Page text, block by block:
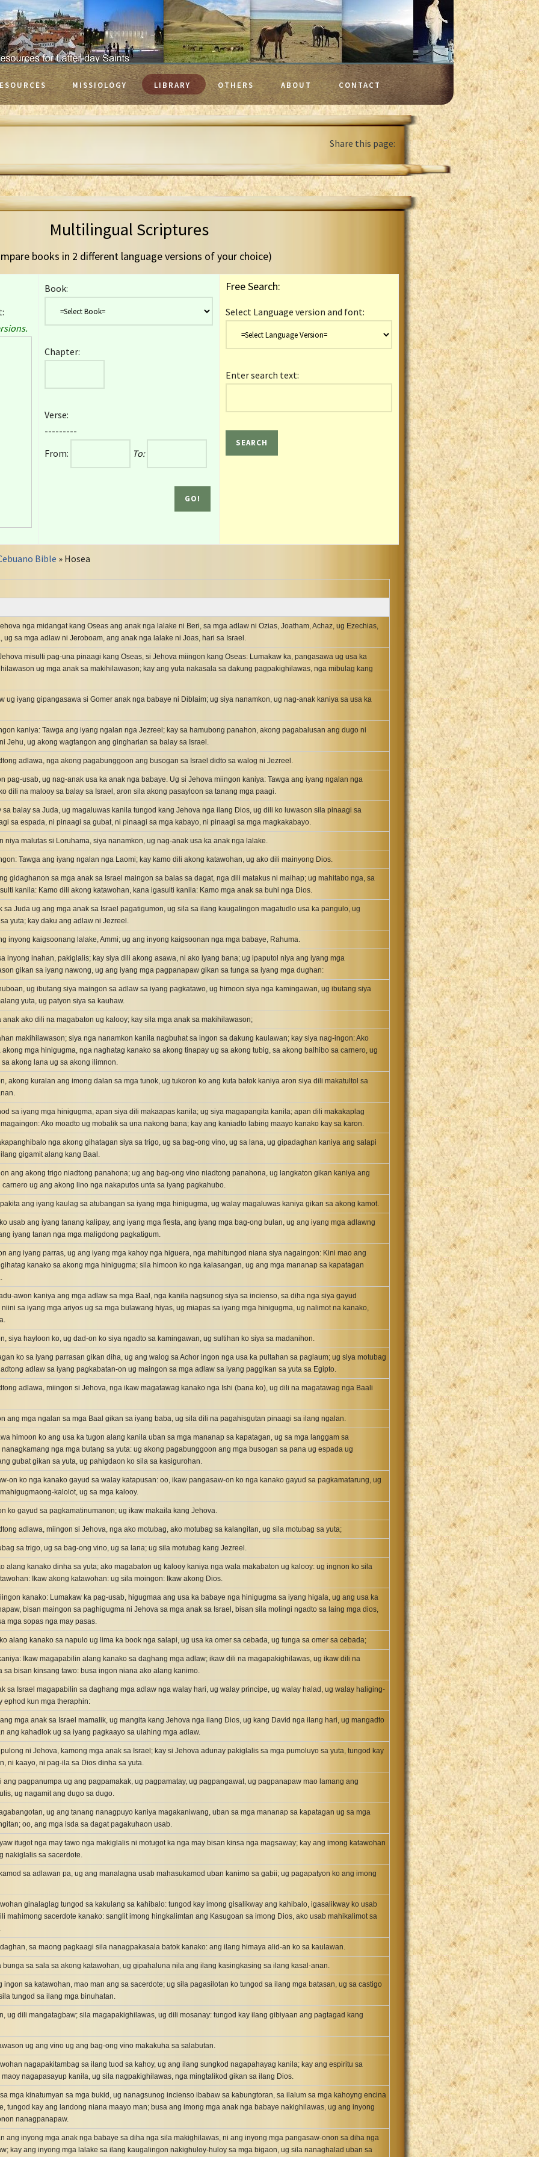
MISSIOLOGY LIBRARY OTHERS ABOUT CONTACT
Share this page:
Multilingual Scriptures
books in 2 different language versions of your choice)
Book:
Chapter:
Verse:
---------
From:
To:
Free Search:
Select Language version and font:
Enter search text:
Bible » Hosea
nga midangat kang Oseas ang anak nga lalake ni Beri, sa mga adlaw ni Ozias, Joatham, Achaz, ug Ezechias,
ug sa mga adlaw ni Jeroboam, ang anak nga lalake ni Joas, hari sa Israel.
misulti pag-una pinaagi kang Oseas, si Jehova miingon kang Oseas: Lumakaw ka, pangasawa ug usa ka
ug mga anak sa makihilawason; kay ang yuta nakasala sa dakung pagpakighilawas, nga mibulag kang
ug iyang gipangasawa si Gomer anak nga babaye ni Diblaim; ug siya nanamkon, ug nag-anak kaniya sa usa ka
kaniya: Tawga ang iyang ngalan nga Jezreel; kay sa hamubong panahon, akong pagabalusan ang dugo ni
Jehu, ug akong wagtangon ang gingharian sa balay sa Israel.
adlawa, nga akong pagabunggoon ang busogan sa Israel didto sa walog ni Jezreel.
pag-usab, ug nag-anak usa ka anak nga babaye. Ug si Jehova miingon kaniya: Tawga ang iyang ngalan nga
dili na malooy sa balay sa Israel, aron sila akong pasayloon sa tanang mga paagi.
sa balay sa Juda, ug magaluwas kanila tungod kang Jehova nga ilang Dios, ug dili ko luwason sila pinaagi sa
sa espada, ni pinaagi sa gubat, ni pinaagi sa mga kabayo, ni pinaagi sa mga magkakabayo.
niya malutas si Loruhama, siya nanamkon, ug nag-anak usa ka anak nga lalake.
Tawga ang iyang ngalan nga Laomi; kay kamo dili akong katawohan, ug ako dili mainyong Dios.
gidaghanon sa mga anak sa Israel maingon sa balas sa dagat, nga dili matakus ni maihap; ug mahitabo nga, sa
kanila: Kamo dili akong katawohan, kana igasulti kanila: Kamo mga anak sa buhi nga Dios.
sa Juda ug ang mga anak sa Israel pagatigumon, ug sila sa ilang kaugalingon magatudlo usa ka pangulo, ug
yuta; kay daku ang adlaw ni Jezreel.
inyong kaigsoonang lalake, Ammi; ug ang inyong kaigsoonan nga mga babaye, Rahuma.
inyong inahan, pakiglalis; kay siya dili akong asawa, ni ako iyang bana; ug ipaputol niya ang iyang mga
gikan sa iyang nawong, ug ang iyang mga pagpanapaw gikan sa tunga sa iyang mga dughan:
ug ibutang siya maingon sa adlaw sa iyang pagkatawo, ug himoon siya nga kamingawan, ug ibutang siya
yuta, ug patyon siya sa kauhaw.
anak ako dili na magabaton ug kalooy; kay sila mga anak sa makihilawason;
makihilawason; siya nga nanamkon kanila nagbuhat sa ingon sa dakung kaulawan; kay siya nag-ingon: Ako
akong mga hinigugma, nga naghatag kanako sa akong tinapay ug sa akong tubig, sa akong balhibo sa carnero, ug
akong lana ug sa akong ilimnon.
akong kuralan ang imong dalan sa mga tunok, ug tukoron ko ang kuta batok kaniya aron siya dili makatultol sa
sa iyang mga hinigugma, apan siya dili makaapas kanila; ug siya magapangita kanila; apan dili makakaplag
Ako moadto ug mobalik sa una nakong bana; kay ang kaniadto labing maayo kanako kay sa karon.
nga akong gihatagan siya sa trigo, ug sa bag-ong vino, ug sa lana, ug gipadaghan kaniya ang salapi
gigamit alang kang Baal.
ang akong trigo niadtong panahona; ug ang bag-ong vino niadtong panahona, ug langkaton gikan kaniya ang
carnero ug ang akong lino nga nakaputos unta sa iyang pagkahubo.
ang iyang kaulag sa atubangan sa iyang mga hinigugma, ug walay magaluwas kaniya gikan sa akong kamot.
usab ang iyang tanang kalipay, ang iyang mga fiesta, ang iyang mga bag-ong bulan, ug ang iyang mga adlawng
iyang tanan nga mga maligdong pagkatigum.
ang iyang parras, ug ang iyang mga kahoy nga higuera, nga mahitungod niana siya nagaingon: Kini mao ang
kanako sa akong mga hinigugma; sila himoon ko nga kalasangan, ug ang mga mananap sa kapatagan
awon kaniya ang mga adlaw sa mga Baal, nga kanila nagsunog siya sa incienso, sa diha nga siya gayud
sa iyang mga ariyos ug sa mga bulawang hiyas, ug miapas sa iyang mga hinigugma, ug nalimot na kanako,
siya hayloon ko, ug dad-on ko siya ngadto sa kamingawan, ug sultihan ko siya sa madanihon.
ko sa iyang parrasan gikan diha, ug ang walog sa Achor ingon nga usa ka pultahan sa paglaum; ug siya motubag
adlaw sa iyang pagkabatan-on ug maingon sa mga adlaw sa iyang paggikan sa yuta sa Egipto.
adlawa, miingon si Jehova, nga ikaw magatawag kanako nga Ishi (bana ko), ug dili na magatawag nga Baali
ang mga ngalan sa mga Baal gikan sa iyang baba, ug sila dili na pagahisgutan pinaagi sa ilang ngalan.
himoon ko ang usa ka tugon alang kanila uban sa mga mananap sa kapatagan, ug sa mga langgam sa
nanagkamang nga mga butang sa yuta: ug akong pagabunggoon ang mga busogan sa pana ug espada ug
gubat gikan sa yuta, ug pahigdaon ko sila sa kasigurohan.
on ko nga kanako gayud sa walay katapusan: oo, ikaw pangasaw-on ko nga kanako gayud sa pagkamatarung, ug
kalolot, ug sa mga kalooy.
ko gayud sa pagkamatinumanon; ug ikaw makaila kang Jehova.
adlawa, miingon si Jehova, nga ako motubag, ako motubag sa kalangitan, ug sila motubag sa yuta;
sa trigo, ug sa bag-ong vino, ug sa lana; ug sila motubag kang Jezreel.
alang kanako dinha sa yuta; ako magabaton ug kalooy kaniya nga wala makabaton ug kalooy: ug ingnon ko sila
Ikaw akong katawohan: ug sila moingon: Ikaw akong Dios.
kanako: Lumakaw ka pag-usab, higugmaa ang usa ka babaye nga hinigugma sa iyang higala, ug ang usa ka
bisan maingon sa paghigugma ni Jehova sa mga anak sa Israel, bisan sila molingi ngadto sa laing mga dios,
mga sopas nga may pasas.
alang kanako sa napulo ug lima ka book nga salapi, ug usa ka omer sa cebada, ug tunga sa omer sa cebada;
Ikaw magapabilin alang kanako sa daghang mga adlaw; ikaw dili na magapakighilawas, ug ikaw dili na
sa bisan kinsang tawo: busa ingon niana ako alang kanimo.
sa Israel magapabilin sa daghang mga adlaw nga walay hari, ug walay principe, ug walay halad, ug walay haliging-
ephod kun mga theraphin:
mga anak sa Israel mamalik, ug mangita kang Jehova nga ilang Dios, ug kang David nga ilang hari, ug mangadto
ang kahadlok ug sa iyang pagkaayo sa ulahing mga adlaw.
ni Jehova, kamong mga anak sa Israel; kay si Jehova adunay pakiglalis sa mga pumoluyo sa yuta, tungod kay
ni kaayo, ni pag-ila sa Dios dinha sa yuta.
ang pagpanumpa ug ang pagpamakak, ug pagpamatay, ug pagpangawat, ug pagpanapaw mao lamang ang
ug nagamit ang dugo sa dugo.
ug ang tanang nanagpuyo kaniya magakaniwang, uban sa mga mananap sa kapatagan ug sa mga
oo, ang mga isda sa dagat pagakuhaon usab.
itugot nga may tawo nga makiglalis ni motugot ka nga may bisan kinsa nga magsaway; kay ang imong katawohan
nakiglalis sa sacerdote.
sa adlawan pa, ug ang manalagna usab mahasukamod uban kanimo sa gabii; ug pagapatyon ko ang imong
ginalaglag tungod sa kakulang sa kahibalo: tungod kay imong gisalikway ang kahibalo, igasalikway ko usab
mahimong sacerdote kanako: sanglit imong hingkalimtan ang Kasugoan sa imong Dios, ako usab mahikalimot sa
sa maong pagkaagi sila nanagpakasala batok kanako: ang ilang himaya alid-an ko sa kaulawan.
bunga sa sala sa akong katawohan, ug gipahaluna nila ang ilang kasingkasing sa ilang kasal-anan.
ingon sa katawohan, mao man ang sa sacerdote; ug sila pagasilotan ko tungod sa ilang mga batasan, ug sa castigo
tungod sa ilang mga binuhatan.
ug dili mangatagbaw; sila magapakighilawas, ug dili mosanay: tungod kay ilang gibiyaan ang pagtagad kang
ug ang vino ug ang bag-ong vino makakuha sa salabutan.
nagapakitambag sa ilang tuod sa kahoy, ug ang ilang sungkod nagapahayag kanila; kay ang espiritu sa
nagapasayup kanila, ug sila nagpakighilawas, nga mingtalikod gikan sa ilang Dios.
mga kinatumyan sa mga bukid, ug nanagsunog incienso ibabaw sa kabungtoran, sa ilalum sa mga kahoyng encina
tungod kay ang landong niana maayo man; busa ang imong mga anak nga babaye nakighilawas, ug ang inyong
nanagpanapaw.
ang inyong mga anak nga babaye sa diha nga sila makighilawas, ni ang inyong mga pangasaw-onon sa diha nga
kay ang inyong mga lalake sa ilang kaugalingon nakighuloy-huloy sa mga bigaon, ug sila nanaghalad uban sa